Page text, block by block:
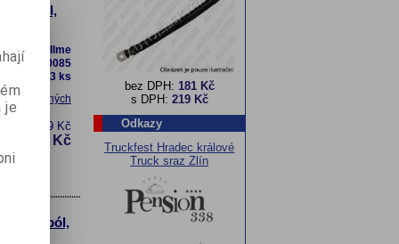
15-pól,
Výrobce:
Ilme
203 00085
33 ks
do oblíbených
949 Kč
1 148 Kč
15-pól,
bez DPH: 181 Kč
s DPH: 219 Kč
Odkazy
Truckfest Hradec králové
Truck sraz Zlín
je